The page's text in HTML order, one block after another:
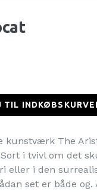
TIL
kunstværk The
i tvivl om det
eller i den
set er både og.